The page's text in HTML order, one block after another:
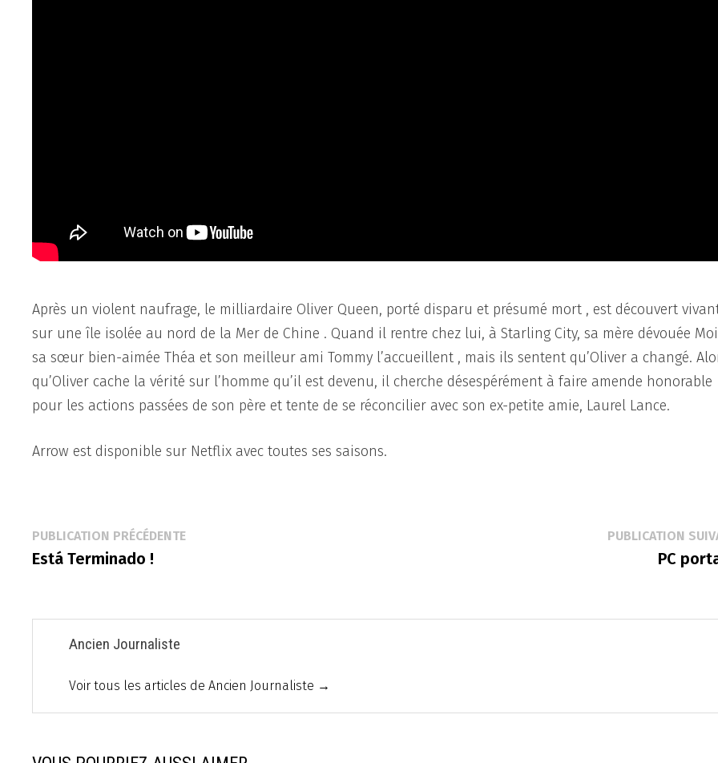
Après un violent naufrage, le milliardaire Oliver Queen, porté disparu et présumé mort , est découvert
sur une île isolée au nord de la Mer de Chine . Quand il rentre chez lui, à Starling City, sa mère dévouée
sa sœur bien-aimée Théa et son meilleur ami Tommy l’accueillent , mais ils sentent qu’Oliver a changé.
qu’Oliver cache la vérité sur l’homme qu’il est devenu, il cherche désespérément à faire amende honorable
pour les actions passées de son père et tente de se réconcilier avec son ex-petite amie, Laurel Lance.
Arrow est disponible sur Netflix avec toutes ses saisons.
Navigation
de
PUBLICATION PRÉCÉDENTEPublication
Está Terminado !
PUBLICATION
PC
Ancien Journaliste
Voir tous les articles de Ancien Journaliste →